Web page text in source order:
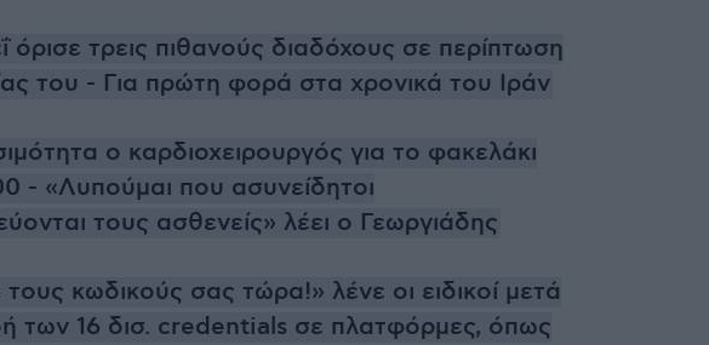
όρισε τρεις πιθανούς διαδόχους σε περίπτωση
του - Για πρώτη φορά στα χρονικά του Ιράν
ο καρδιοχειρουργός για το φακελάκι
- «Λυπούμαι που ασυνείδητοι
τους ασθενείς» λέει ο Γεωργιάδης
κωδικούς σας τώρα!» λένε οι ειδικοί μετά
των 16 δισ. credentials σε πλατφόρμες, όπως